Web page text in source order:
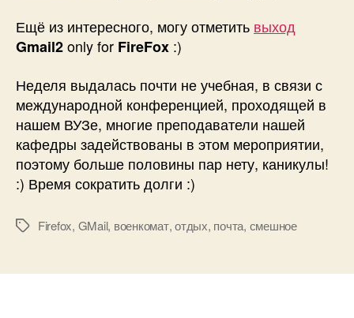
Ещё из интересного, могу отметить выход
Gmail2only for FireFox :)
Неделя выдалась почти не учебная, в связи с
международной конференцией, проходящей в
нашем ВУЗе, многие преподаватели нашей
кафедры задействованы в этом мероприятии,
поэтому больше половины пар нету, каникулы!
:) Время сократить долги :)
МеткиFirefox, GMail, военкомат,отдых, почта, смешное